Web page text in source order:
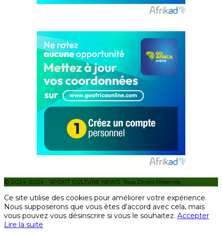
© 2024-2026 - SPORT CULTURE NEWS. Tous Droits Réservés.
Ce site utilise des cookies pour améliorer votre expérience.
Nous supposerons que vous êtes d'accord avec cela, mais
vous pouvez vous désinscrire si vous le souhaitez. Accepter
Lire la suite